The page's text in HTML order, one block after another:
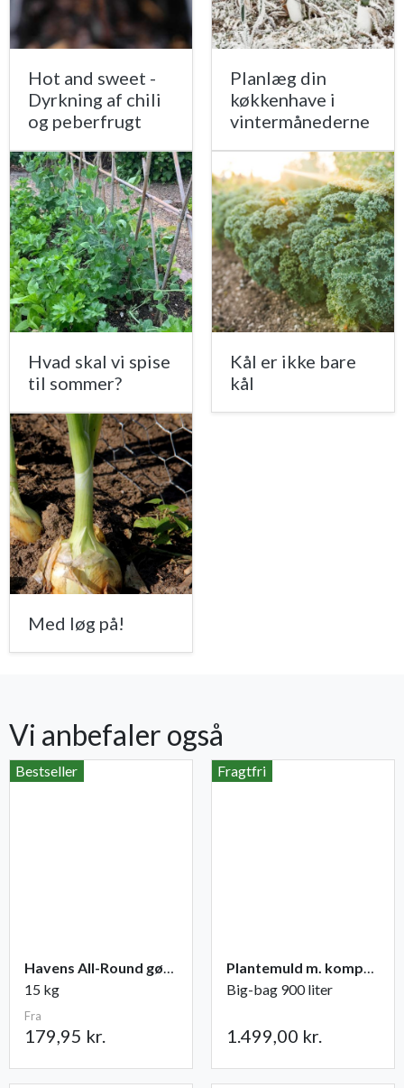
Hot and sweet -
Dyrkning af chili
og peberfrugt
Planlæg din
køkkenhave i
vintermånederne
Hvad skal vi spise
til sommer?
Kål er ikke bare
kål
Med løg på!
Vi anbefaler også
Bestseller
Havens All-Round gødning NPK 12-2-10
15 kg
Fra
179,95 kr.
Fragtfri
Plantemuld m. kompost fra Champost
Big-bag 900 liter
1.499,00 kr.